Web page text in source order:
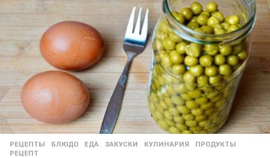
РЕЦЕПТЫ БЛЮДО ,ЕДА ,ЗАКУСКИ ,КУЛИНАРИЯ ,ПРОДУКТЫ
РЕЦЕПТ